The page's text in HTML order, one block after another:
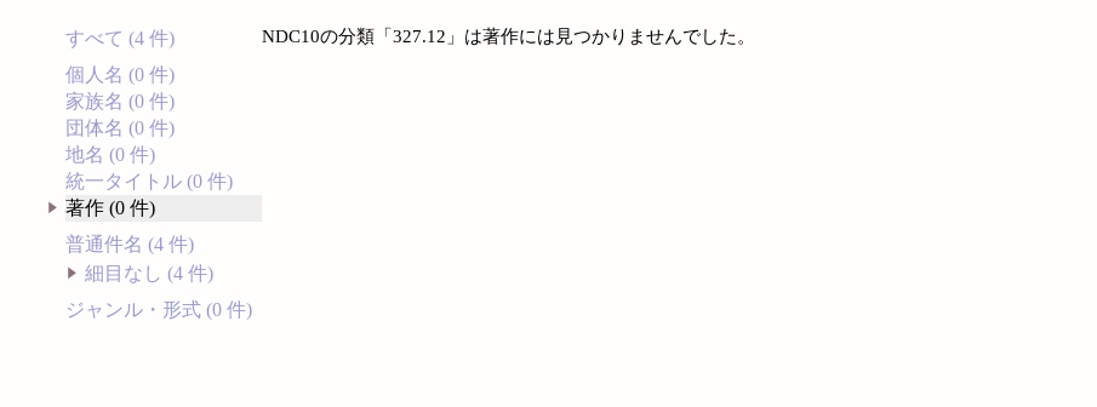
すべて (4 件)
個人名 (0 件)
家族名 (0 件)
団体名 (0 件)
地名 (0 件)
統一タイトル (0 件)
著作 (0 件)
普通件名 (4 件)
細目なし (4 件)
ジャンル・形式 (0 件)
NDC10の分類「327.12」は著作には見つかりませんでした。